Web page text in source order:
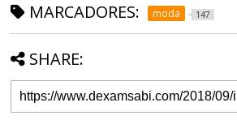
MARCADORES: moda 147
SHARE: